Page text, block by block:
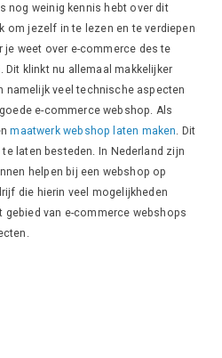
nog weinig kennis hebt over dit
om jezelf in te lezen en te verdiepen
je weet over e-commerce des te
Dit klinkt nu allemaal makkelijker
namelijk veel technische aspecten
e-commerce webshop. Als
maatwerk webshop laten maken. Dit
laten besteden. In Nederland zijn
helpen bij een webshop op
die hierin veel mogelijkheden
van e-commerce webshops